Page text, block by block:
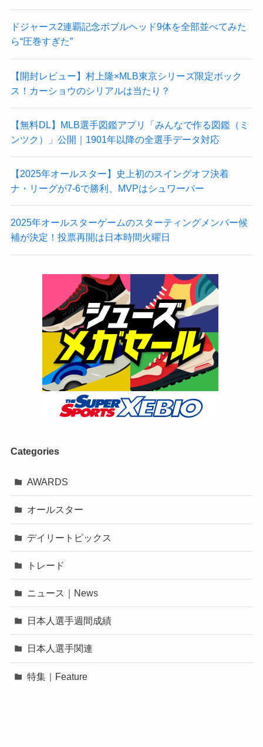
ドジャース2連覇記念ボブルヘッド9体を全部並べてみた
ら“圧巻すぎた”
【開封レビュー】村上隆×MLB東京シリーズ限定ボック
ス！カーショウのシリアルは当たり？
【無料DL】MLB選手図鑑アプリ「みんなで作る図鑑（ミ
ンツク）」公開｜1901年以降の全選手データ対応
【2025年オールスター】史上初のスイングオフ決着
ナ・リーグが7-6で勝利、MVPはシュワーバー
2025年オールスターゲームのスターティングメンバー候
補が決定！投票再開は日本時間火曜日
Categories
AWARDS
オールスター
デイリートピックス
トレード
ニュース｜News
日本人選手週間成績
日本人選手関連
特集｜Feature